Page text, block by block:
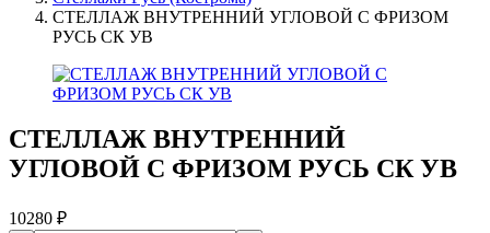
СТЕЛЛАЖ ВНУТРЕННИЙ УГЛОВОЙ С ФРИЗОМ
РУСЬ СК УВ
СТЕЛЛАЖ ВНУТРЕННИЙ
УГЛОВОЙ С ФРИЗОМ РУСЬ СК УВ
10280 ₽